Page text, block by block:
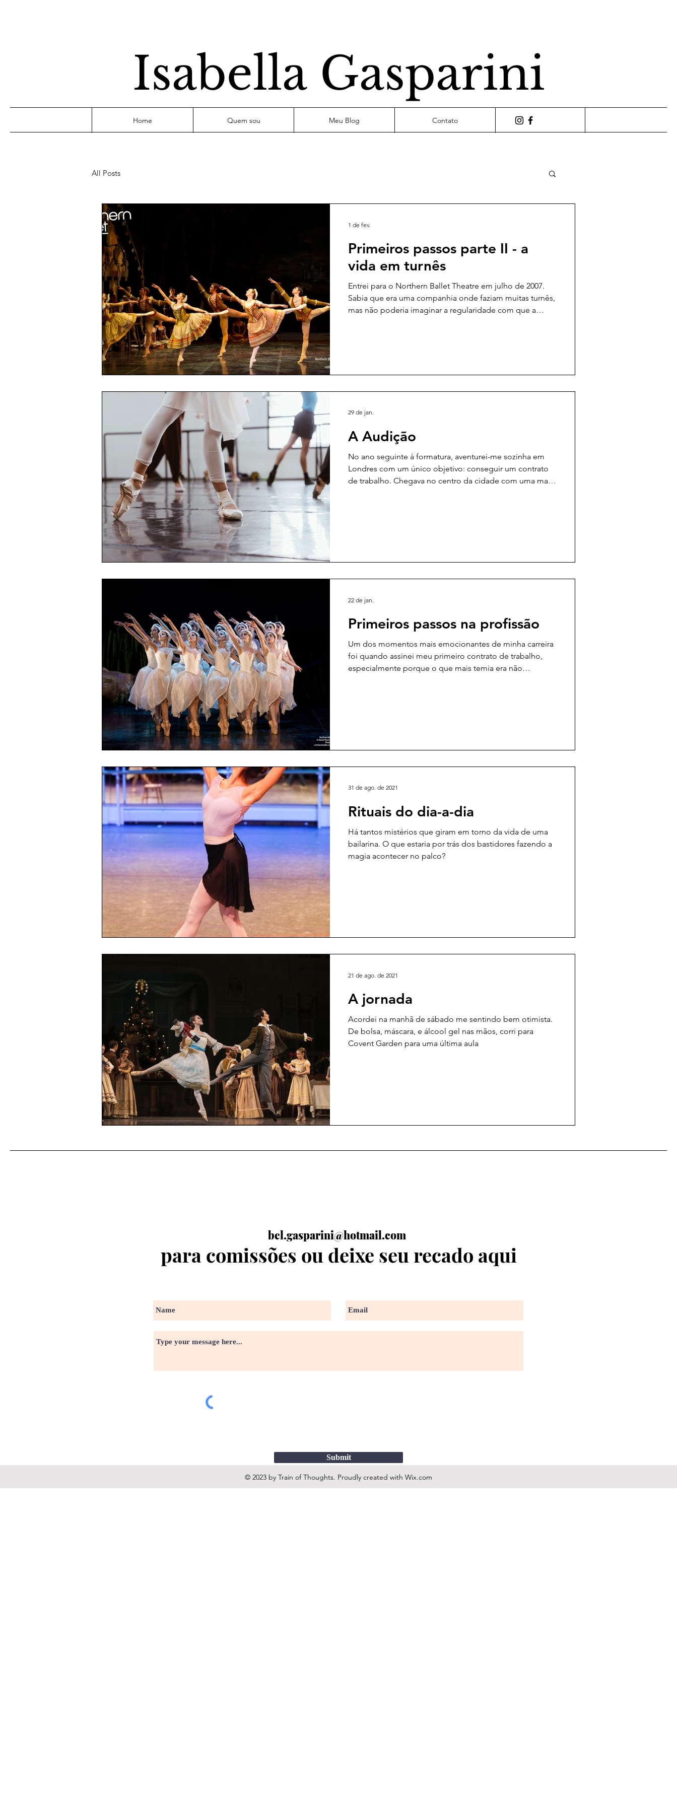
Isabella Gasparini
Home Quem sou Meu Blog Contato
All Posts
Primeiros passos parte II - a
vida em turnês
Entrei para o Northern Ballet Theatre em julho de 2007.
Sabia que era uma companhia onde faziam muitas turnês,
mas não poderia imaginar a regularidade com que a
diante ..
1 de fev.
A Audição
No ano seguinte à formatura, aventurei-me sozinha em
Londres com um único objetivo: conseguir um contrato
de trabalho. Chegava no centro da cidade com uma mala
29 de jan.
Primeiros passos na profissão
Um dos momentos mais emocionantes de minha carreira
foi quando assinei meu primeiro contrato de trabalho,
especialmente porque o que mais temia era não
22 de jan.
Rituais do dia-a-dia
Há tantos mistérios que giram em torno da vida de uma
bailarina. O que estaria por trás dos bastidores fazendo a
magia acontecer no palco?
31 de ago. de 2021
A jornada
Acordei na manhã de sábado me sentindo bem otimista.
De bolsa, máscara, e álcool gel nas mãos, corri para
Covent Garden para uma última aula
21 de ago. de 2021
bel.gasparini@hotmail.com
para comissões ou deixe seu recado aqui
Submit
© 2023 by Train of Thoughts. Proudly created with Wix.com